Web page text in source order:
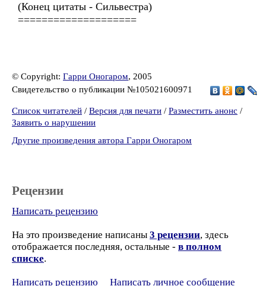
(Конец цитаты - Сильвестра)
====================
© Copyright: Гарри Оногаром, 2005
Свидетельство о публикации №105021600971
Список читателей / Версия для печати / Разместить анонс /
Заявить о нарушении
Другие произведения автора Гарри Оногаром
Рецензии
Написать рецензию
На это произведение написаны 3 рецензии, здесь
отображается последняя, остальные - в полном
списке.
Написать рецензию Написать личное сообщение